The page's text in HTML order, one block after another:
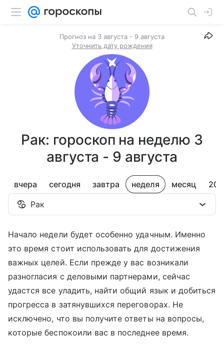
Прогноз на 3 августа - 9 августа
Уточнить дату рождения
Рак: гороскоп на неделю 3
августа - 9 августа
вчера сегодня завтра неделя месяц
Рак
Начало недели будет особенно удачным. Именно
это время стоит использовать для достижения
важных целей. Если прежде у вас возникали
разногласия с деловыми партнерами, сейчас
удастся все уладить, найти общий язык и добиться
прогресса в затянувшихся переговорах. Не
исключено, что вы получите ответы на вопросы,
которые беспокоили вас в последнее время.